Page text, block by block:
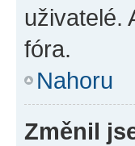
uživatelé.
fóra.
Nahoru
Změnil